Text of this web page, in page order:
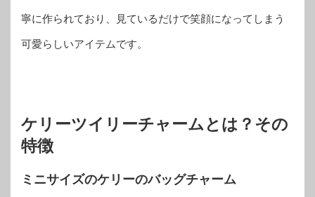
寧に作られており、見ているだけで笑顔になってしまう
可愛らしいアイテムです。
ケリーツイリーチャームとは？その
特徴
ミニサイズのケリーのバッグチャーム